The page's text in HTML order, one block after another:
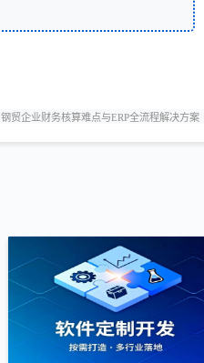
钢贸企业财务核算难点与ERP全流程解决方案